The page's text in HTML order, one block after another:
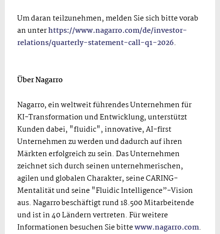
Um daran teilzunehmen, melden Sie sich bitte vorab
an unterhttps://www.nagarro.com/de/investor-
relations/quarterly-statement-call-q1-2026.
Über Nagarro
Nagarro, ein weltweit führendes Unternehmen für
KI-Transformation und Entwicklung, unterstützt
Kunden dabei, "fluidic", innovative, AI-first
Unternehmen zu werden und dadurch auf ihren
Märkten erfolgreich zu sein. Das Unternehmen
zeichnet sich durch seinen unternehmerischen,
agilen und globalen Charakter, seine CARING-
Mentalität und seine "Fluidic Intelligence”-Vision
aus. Nagarro beschäftigt rund 18.500 Mitarbeitende
und ist in 40 Ländern vertreten. Für weitere
Informationen besuchen Sie bittewww.nagarro.com.